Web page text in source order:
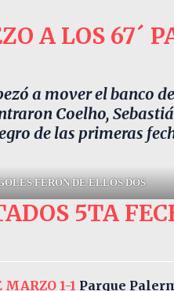
A LOS 67´
a mover el banco
Coelho,
de las primeras
FERON DE ELLOS DOS
5TA
MARZO 1-1 Parque